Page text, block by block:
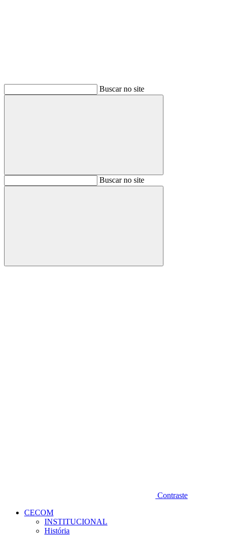
Buscar no site
BuscarBuscar no site
Buscar
Contraste
CECOM
INSTITUCIONAL
História